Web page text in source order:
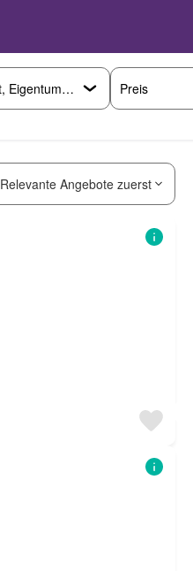
Preis
Relevante Angebote zuerst